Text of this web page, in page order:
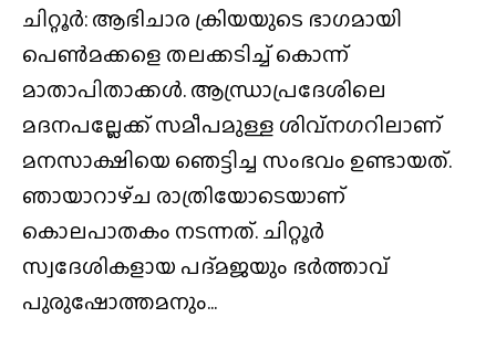
ചിറ്റൂർ: ആഭിചാര ക്രിയയുടെ ഭാഗമായി
പെൺമക്കളെ തലക്കടിച്ച് കൊന്ന്
മാതാപിതാക്കൾ. ആന്ധ്രാപ്രദേശിലെ
മദനപല്ലേക്ക് സമീപമുള്ള ശിവ്നഗറിലാണ്
മനസാക്ഷിയെ ഞെട്ടിച്ച സംഭവം ഉണ്ടായത്.
ഞായാറാഴ്‌ച രാത്രിയോടെയാണ്
കൊലപാതകം നടന്നത്. ചിറ്റൂർ
സ്വദേശികളായ പദ്‌മജയും ഭർത്താവ്
പുരുഷോത്തമനും...